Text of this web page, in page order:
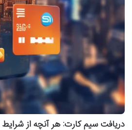
دریافت سیم کارت: هر آنچه از شرایط